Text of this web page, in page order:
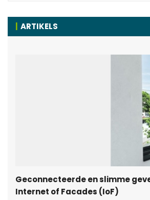
ARTIKELS
Geconnecteerde en slimme
Internet of Facades (IoF)